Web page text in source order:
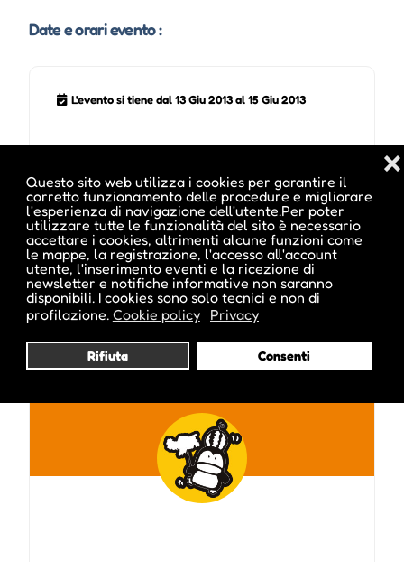
Questo sito web utilizza i cookies per garantire il
corretto funzionamento delle procedure e migliorare
l'esperienza di navigazione dell'utente.Per poter
utilizzare tutte le funzionalità del sito è necessario
accettare i cookies, altrimenti alcune funzioni come
le mappe, la registrazione, l'accesso all'account
utente, l'inserimento eventi e la ricezione di
newsletter e notifiche informative non saranno
disponibili. I cookies sono solo tecnici e non di
profilazione. Cookie policy Privacy
Rifiuta Consenti
❌
Date e orari evento :
L'evento si tiene dal 13 Giu 2013 al 15 Giu 2013
Note sugli orari :
ore 18.00 - 24.00 Uhr
Pubblicato da :